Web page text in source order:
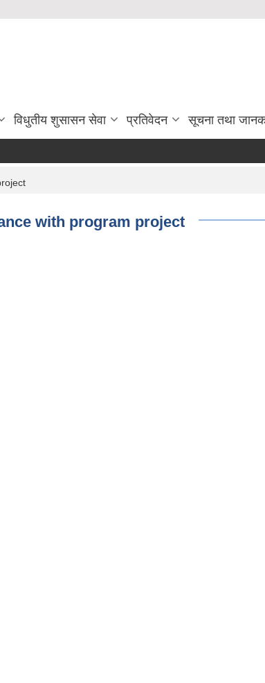
विधुतीय शुसासन सेवा प्रतिवेदन सूचना तथा
with program project